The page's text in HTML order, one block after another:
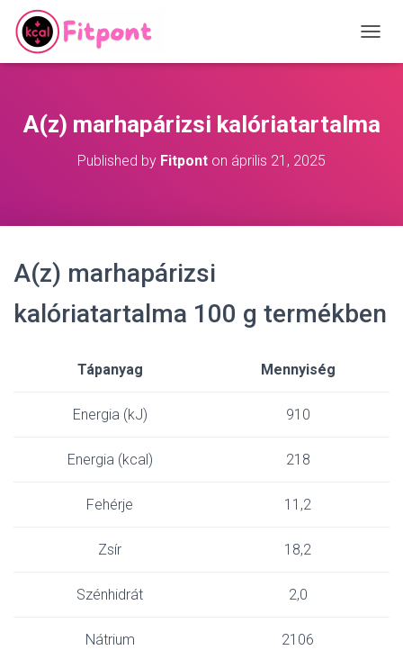
O
E
A(z) marhapárizsi kalóriatartalma
Published by Fitpont on április 21, 2025
A(z) marhapárizsi
kalóriatartalma 100 g termékben
Tápanyag Mennyiség
Energia (kJ) 910
Energia (kcal) 218
Fehérje 11,2
Zsír 18,2
Szénhidrát 2,0
Nátrium 2106